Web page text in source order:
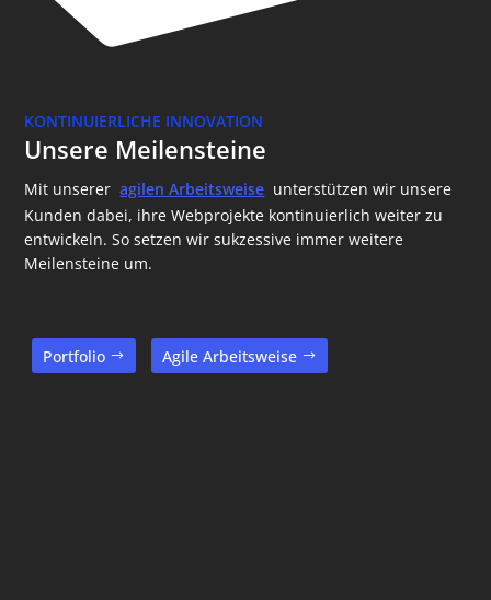
KONTINUIERLICHE INNOVATION
Unsere Meilensteine
Mit unserer agilen Arbeitsweise unterstützen wir unsere
Kunden dabei, ihre Webprojekte kontinuierlich weiter zu
entwickeln. So setzen wir sukzessive immer weitere
Meilensteine um.
Portfolio Agile Arbeitsweise